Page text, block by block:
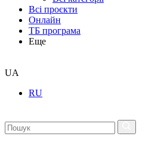
Всі проєкти
Онлайн
ТБ програма
Еще
UA
RU